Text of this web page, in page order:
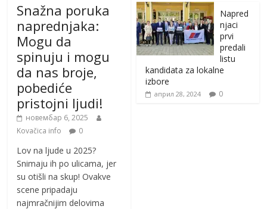
Snažna poruka
naprednjaka:
Mogu da
spinuju i mogu
da nas broje,
pobediće
pristojni ljudi!
новембар 6, 2025
Kovačica info
0
Lov na ljude u 2025?
Snimaju ih po ulicama, jer
su otišli na skup! Ovakve
scene pripadaju
najmračnijim delovima
Napred
njaci
prvi
predali
listu
kandidata za lokalne
izbore
април 28, 2024 0